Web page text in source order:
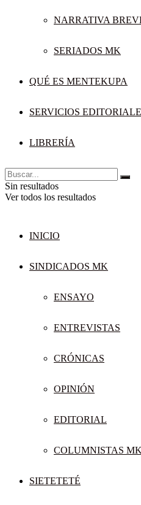
NARRATIVA
SERIADOS MK
QUÉ ES MENTEKUPA
SERVICIOS
LIBRERÍA
Sin resultados
Ver todos los resultados
INICIO
SINDICADOS MK
ENSAYO
ENTREVISTAS
CRÓNICAS
OPINIÓN
EDITORIAL
COLUMNISTAS MK
SIETETETÉ